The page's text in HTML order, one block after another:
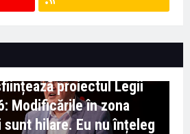
pentru educație -
Universității din
proiectul Legii
Modificările în zona
hilare. Eu nu înțeleg